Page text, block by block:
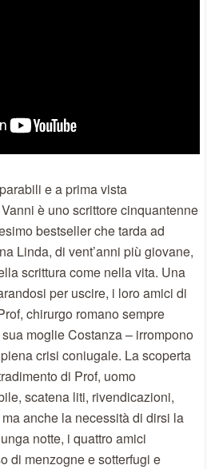
e a prima vista
è uno scrittore cinquantenne
bestseller che tarda ad
Linda, di vent’anni più giovane,
scrittura come nella vita. Una
per uscire, i loro amici di
chirurgo romano sempre
moglie Costanza – irrompono
crisi coniugale. La scoperta
di Prof, uomo
scatena liti, rivendicazioni,
anche la necessità di dirsi la
notte, i quattro amici
di menzogne e sotterfugi e